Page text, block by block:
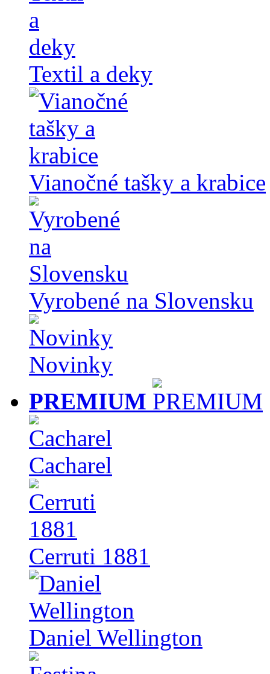
Textil a deky
Vianočné tašky a krabice
Vyrobené na Slovensku
Novinky
PREMIUM
Cacharel
Cerruti 1881
Daniel Wellington